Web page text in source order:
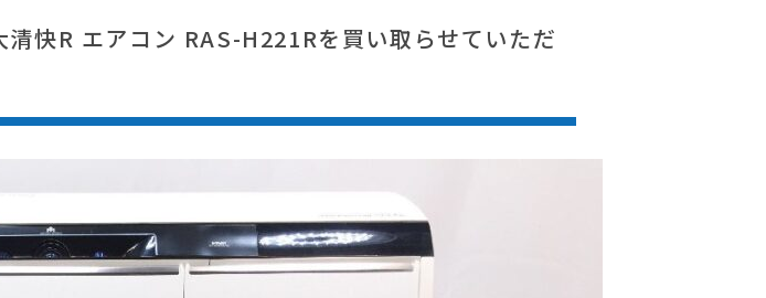
快R エアコン RAS-H221Rを買い取らせていただ